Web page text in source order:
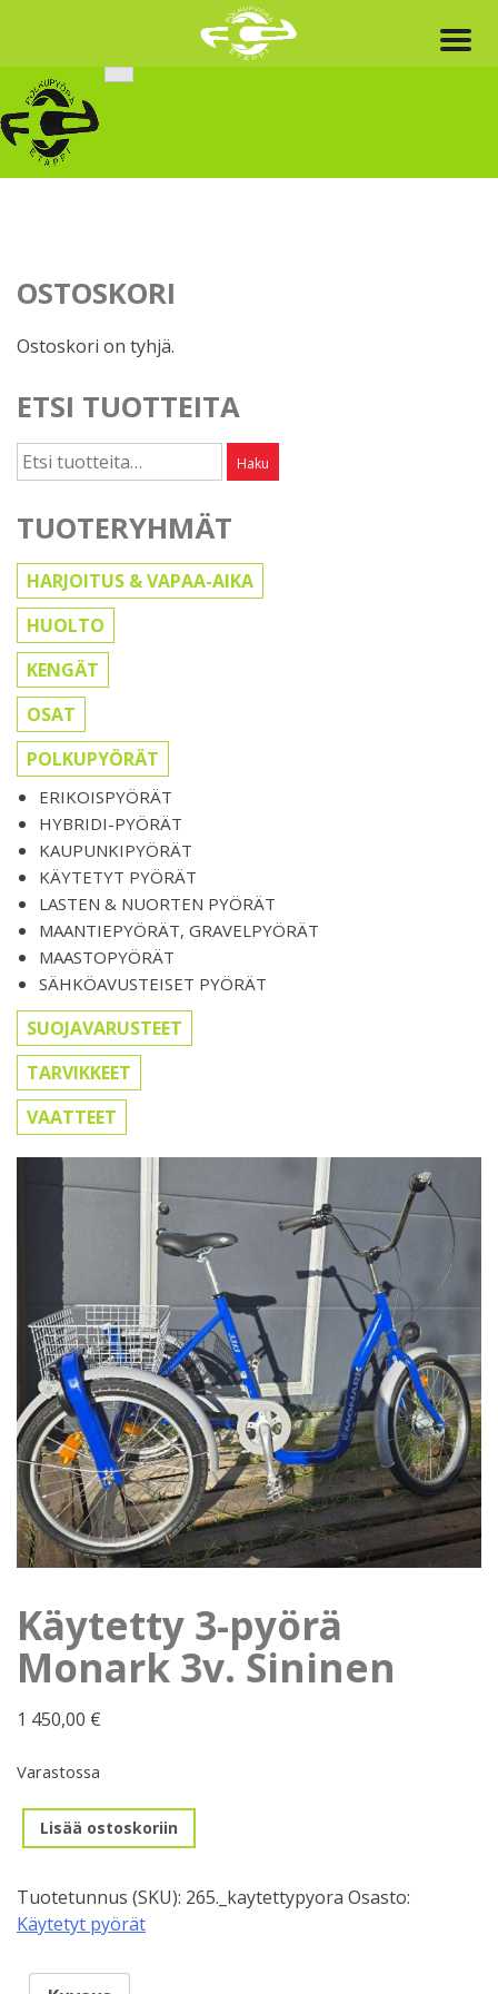
content
OSTOSKORI
Ostoskori on tyhjä.
ETSI TUOTTEITA
Etsi: Haku
TUOTERYHMÄT
HARJOITUS & VAPAA-AIKA
HUOLTO
KENGÄT
OSAT
POLKUPYÖRÄT
ERIKOISPYÖRÄT
HYBRIDI-PYÖRÄT
KAUPUNKIPYÖRÄT
KÄYTETYT PYÖRÄT
LASTEN & NUORTEN PYÖRÄT
MAANTIEPYÖRÄT, GRAVELPYÖRÄT
MAASTOPYÖRÄT
SÄHKÖAVUSTEISET PYÖRÄT
SUOJAVARUSTEET
TARVIKKEET
VAATTEET
Käytetty 3-pyörä
Monark 3v. Sininen
1 450,00 €
Varastossa
Käytetty
3-
Monark
3v.
määrä
Lisää ostoskoriin
Tuotetunnus (SKU): 265._kaytettypyora Osasto:
Käytetyt pyörät